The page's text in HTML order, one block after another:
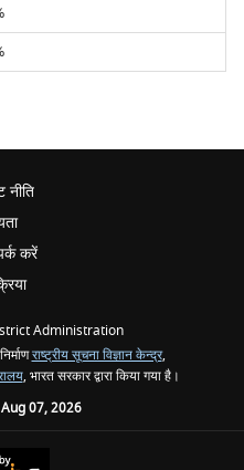
नीति
करें
Administration
राष्ट्रीय सूचना विज्ञान केन्द्र,
, भारत सरकार द्वारा किया गया है।
Aug 07, 2026